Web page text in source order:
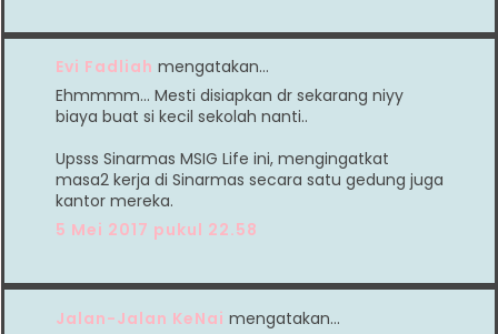
Evi Fadliah mengatakan…
Ehmmmm... Mesti disiapkan dr sekarang niyy
biaya buat si kecil sekolah nanti..
Upsss Sinarmas MSIG Life ini, mengingatkat
masa2 kerja di Sinarmas secara satu gedung juga
kantor mereka.
5 Mei 2017 pukul 22.58
Jalan-Jalan KeNai mengatakan…